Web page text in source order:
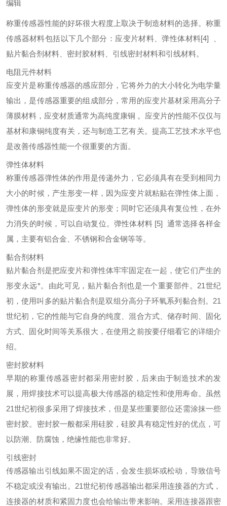
编辑
称重传感器性能的好坏很大程度上取决于制造材料的选择。称重
传感器材料包括以下几个部分：应变片材料、弹性体材料[4]
贴片黏合剂材料、密封胶材料、引线密封材料和引线材料。
电阻元件材料
应变片是称重传感器的感应部分，它将外力的大小转化为电学量
输出，是传感器重要的组成部分，常用的应变片基材采用高分子
薄膜材料，应变材质通常为高纯度康铜 。应变片的性能不仅仅与
基材和康铜纯度有关，还与制造工艺有关。提高工艺技术水平也
是改善传感器性能一个很重要的方面。
弹性体材料
称重传感器弹性体的作用是传递外力，它必须具有在受到相同力
大小的时候，产生形变一样，因为应变片就粘贴在弹性体上面，
弹性体的形变就是应变片的形变；同时它还须具有复位性，在外
力消失的时候，可以自动复位。弹性体材料 [5] 通常选择各样金
属，主要有铝合金、不锈钢和合金钢等等。
黏合剂材料
贴片黏合剂是把应变片和弹性体牢牢固定在一起，使它们产生的
形变永远*。由此可见，贴片黏合剂也是一个重要部件。21世纪
初，使用叫多的贴片黏合剂是双组分高分子环氧系列黏合剂。21
世纪初，它的性能与它自身的纯度、混合方式、储存时间、固化
方式、固化时间等关系很大，在使用之前按要仔细看它的详细介
绍。
密封胶材料
早期的称重传感器密封都采用密封胶，后来由于制造技术的发
展，用焊接技术可以提高极大传感器的稳定性和使用寿命。虽然
21世纪初很多采用了焊接技术，但是某些重要部位还需涂抹一些
密封胶。密封胶一般都采用硅胶，硅胶具有稳定性好的优点，可
以防潮、防腐蚀，绝缘性能也非常好。
引线密封
传感器输出引线如果不固定的话，会发生损坏或松动，导致信号
不稳定或没有输出。21世纪初传感器输出都采用连接器的方式，
连接器的材质和紧固力度也会给输出带来影响。采用连接器跟密